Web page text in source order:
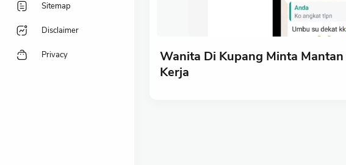
Wanita Di Kupang Minta
Kerja
Sitemap
Disclaimer
Privacy